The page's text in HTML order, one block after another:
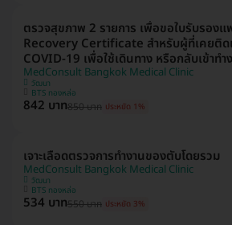
ตรวจสุขภาพ 2 รายการ เพื่อขอใบรับรอง
Recovery Certificate สำหรับผู้ที่เคยติด
COVID-19 เพื่อใช้เดินทาง หรือกลับเข้าทำ
MedConsult Bangkok Medical Clinic
วัฒนา
BTS ทองหล่อ
842 บาท850 บาท ประหยัด 1%
เจาะเลือดตรวจการทำงานของตับโดยรวม
MedConsult Bangkok Medical Clinic
วัฒนา
BTS ทองหล่อ
534 บาท550 บาท ประหยัด 3%